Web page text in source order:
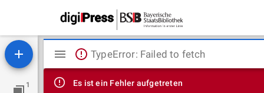
1
Mirador
Viewer
TypeError: Failed to fetch
Es ist ein Fehler aufgetreten